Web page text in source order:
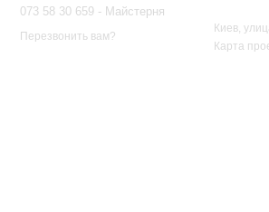
073 58 30 659 - Майстерня
Перезвонить вам?
Киев,
Карта